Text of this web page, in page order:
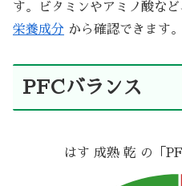
す。ビタミンやアミノ酸な
栄養成分 から確認できます。
PFCバランス
はす 成熟 乾 の「